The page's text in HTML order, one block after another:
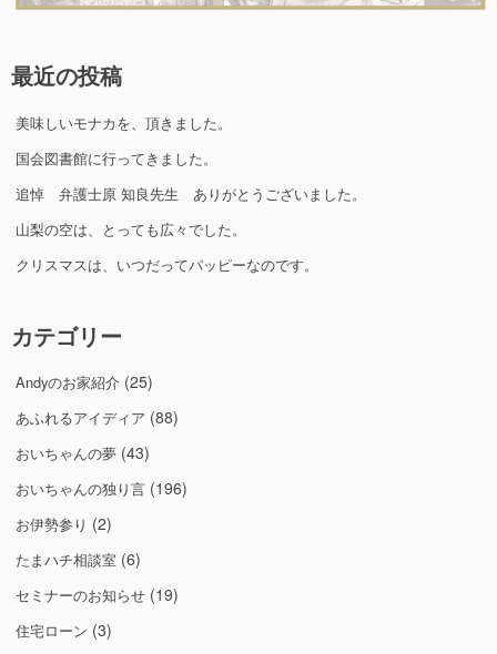
最近の投稿
美味しいモナカを、頂きました。
国会図書館に行ってきました。
追悼 弁護士原 知良先生 ありがとうございました。
山梨の空は、とっても広々でした。
クリスマスは、いつだってパッピーなのです。
カテゴリー
Andyのお家紹介 (25)
あふれるアイディア (88)
おいちゃんの夢 (43)
おいちゃんの独り言 (196)
お伊勢参り (2)
たまハチ相談室 (6)
セミナーのお知らせ (19)
住宅ローン (3)